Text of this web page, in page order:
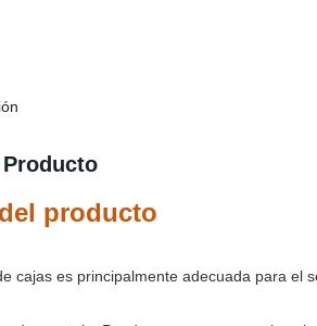
producto
cajas es principalmente adecuada para